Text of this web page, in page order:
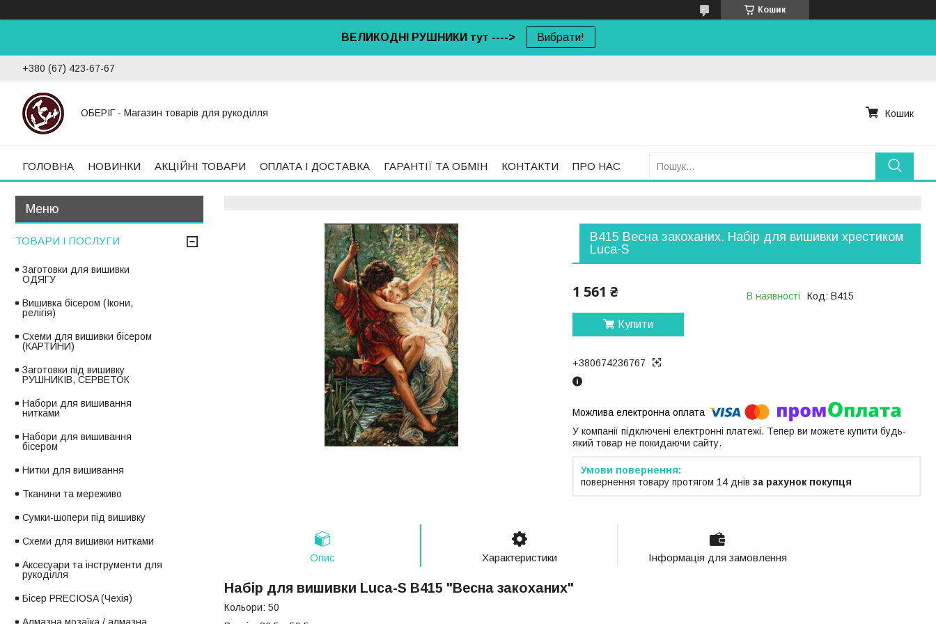
Кошик
ВЕЛИКОДНІ РУШНИКИ тут ----> Вибрати!
+380 (67) 423-67-67
ОБЕРІГ - Магазин товарів для рукоділля Кошик
ГОЛОВНА НОВИНКИ АКЦІЙНІ ТОВАРИ ОПЛАТА І ДОСТАВКА ГАРАНТІЇ ТА ОБМІН КОНТАКТИ ПРО НАС
B415 Весна закоханих. Набір для вишивки хрестиком
Luca-S
1 561 ₴ В наявності Код: B415
Купити
+380674236767
У компанії підключені електронні платежі. Тепер ви можете купити будь-
який товар не покидаючи сайту.
повернення товару протягом 14 днів за рахунок покупця
Опис Характеристики Інформація для замовлення
Набір для вишивки Luca-S B415 "Весна закоханих"
Кольори: 50
ТОВАРИ І ПОСЛУГИ
Заготовки для вишивки
ОДЯГУ
Вишивка бісером (Ікони,
релігія)
Схеми для вишивки бісером
(КАРТИНИ)
Заготовки під вишивку
РУШНИКІВ, СЕРВЕТОК
Набори для вишивання
нитками
Набори для вишивання
бісером
Нитки для вишивання
Тканини та мереживо
Сумки-шопери під вишивку
Схеми для вишивки нитками
Аксесуари та інструменти для
рукоділля
Бісер PRECIOSA (Чехія)